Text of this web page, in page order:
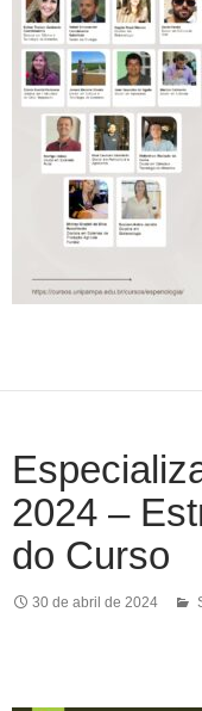
2024 –
do Curso
30 de abril de 2024